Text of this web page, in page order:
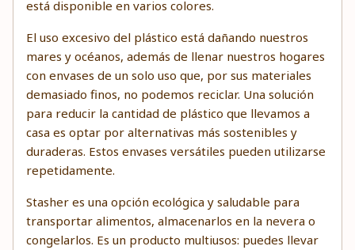
está disponible en varios colores.
El uso excesivo del plástico está dañando nuestros
mares y océanos, además de llenar nuestros hogares
con envases de un solo uso que, por sus materiales
demasiado finos, no podemos reciclar. Una solución
para reducir la cantidad de plástico que llevamos a
casa es optar por alternativas más sostenibles y
duraderas. Estos envases versátiles pueden utilizarse
repetidamente.
Stasher es una opción ecológica y saludable para
transportar alimentos, almacenarlos en la nevera o
congelarlos. Es un producto multiusos: puedes llevar